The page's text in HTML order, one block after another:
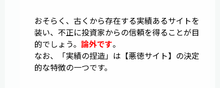
おそらく、古くから存在する実績あるサイトを
装い、不正に投資家からの信頼を得ることが目
的でしょう。 論外です。
なお、「実績の捏造」は【悪徳サイト】の決定
的な特徴の一つです。